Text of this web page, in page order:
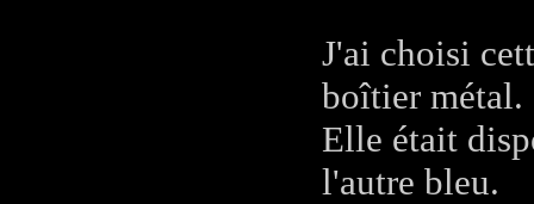
J'ai choisi
boîtier métal.
Elle était
l'autre bleu.